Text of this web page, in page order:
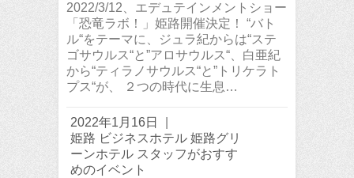
2022/3/12、エデュテインメントショー
「恐竜ラボ！」姫路開催決定！ “バト
ル“をテーマに、ジュラ紀からは“ステ
ゴサウルス“と”アロサウルス“、白亜紀
から“ティラノサウルス“と”トリケラト
プス“が、 ２つの時代に生息…
2022年1月16日
姫路 ビジネスホテル 姫路グリ
ーンホテル スタッフがおすす
めのイベント